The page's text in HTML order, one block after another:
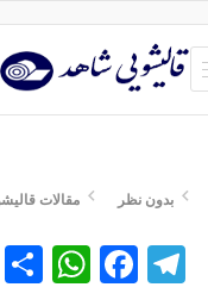
بدون نظر مقالات
Telegram